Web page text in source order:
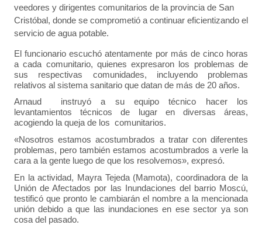
veedores y dirigentes comunitarios de la provincia de San
Cristóbal, donde se comprometió a continuar eficientizando el
servicio de agua potable.
El funcionario escuchó atentamente por más de cinco horas
a cada comunitario, quienes expresaron los problemas de
sus respectivas comunidades, incluyendo problemas
relativos al sistema sanitario que datan de más de 20 años.
Arnaud instruyó a su equipo técnico hacer los
levantamientos técnicos de lugar en diversas áreas,
acogiendo la queja de los comunitarios.
«Nosotros estamos acostumbrados a tratar con diferentes
problemas, pero también estamos acostumbrados a verle la
cara a la gente luego de que los resolvemos», expresó.
En la actividad, Mayra Tejeda (Mamota), coordinadora de la
Unión de Afectados por las Inundaciones del barrio Moscú,
testificó que pronto le cambiarán el nombre a la mencionada
unión debido a que las inundaciones en ese sector ya son
cosa del pasado.